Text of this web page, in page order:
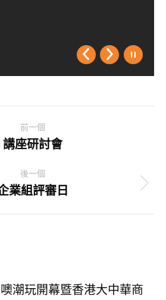
前一個
Previous
講座研討會
後一個
Next
業組評審日
潮玩開幕暨香港大中華商